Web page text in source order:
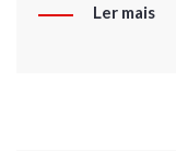
Ler mais